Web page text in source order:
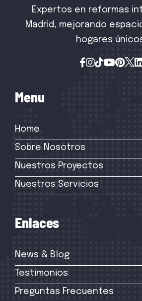
Expertos en reformas
Madrid, mejorando
hogares
Menu
Home
Sobre Nosotros
Nuestros Proyectos
Nuestros Servicios
Enlaces
News & Blog
Testimonios
Preguntas Frecuentes